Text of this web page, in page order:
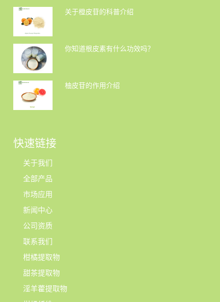
关于橙皮苷的科普介绍
你知道根皮素有什么功效吗？
柚皮苷的作用介绍
快速链接
关于我们
全部产品
市场应用
新闻中心
公司资质
联系我们
柑橘提取物
甜茶提取物
淫羊藿提取物